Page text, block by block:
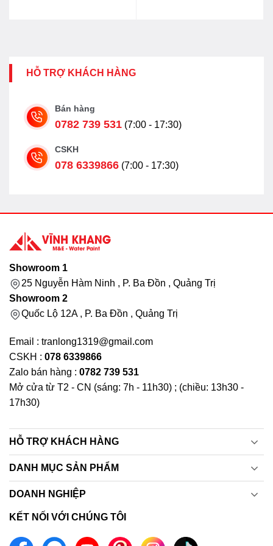
HỖ TRỢ KHÁCH HÀNG
Bán hàng
0782 739 531 (7:00 - 17:30)
CSKH
078 6339866 (7:00 - 17:30)
Showroom 1
25 Nguyễn Hàm Ninh , P. Ba Đồn , Quảng Trị
Showroom 2
Quốc Lộ 12A , P. Ba Đồn , Quảng Trị
Email : tranlong1319@gmail.com
CSKH : 078 6339866
Zalo bán hàng : 0782 739 531
Mở cửa từ T2 - CN (sáng: 7h - 11h30) ; (chiều: 13h30 -
17h30)
HỖ TRỢ KHÁCH HÀNG
DANH MỤC SẢN PHẨM
DOANH NGHIỆP
KẾT NỐI VỚI CHÚNG TÔI